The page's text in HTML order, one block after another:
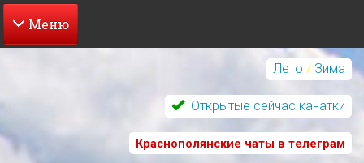
Перейти
содержанию
Лето / Зима
Открытые сейчас канатки
Краснополянские чаты в телеграм